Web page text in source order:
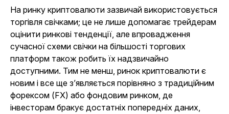
На ринку криптовалюти зазвичай використовується
торгівля свічками; це не лише допомагає трейдерам
оцінити ринкові тенденції, але впровадження
сучасної схеми свічки на більшості торгових
платформ також робить їх надзвичайно
доступними. Тим не менш, ринок криптовалюти є
новим і все ще з’являється порівняно з традиційним
форексом (FX) або фондовим ринком, де
інвесторам бракує достатніх попередніх даних,